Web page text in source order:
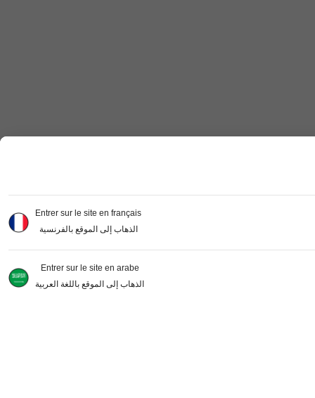
Entrer sur le site en français
الذهاب إلى الموقع بالفرنسية
Entrer sur le site en arabe
الذهاب إلى الموقع باللغة العربية